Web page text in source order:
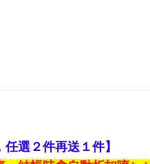
任選２件再送１件】